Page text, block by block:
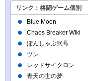
リンク：格闘ゲーム個別
Blue Moon
Chaos Breaker Wiki
ぽんしゃぶ弐号
ツン
レッドサイクロン
青天の世の夢